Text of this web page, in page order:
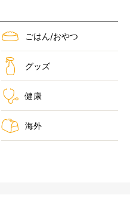
ごはん/おやつ
グッズ
健康
海外